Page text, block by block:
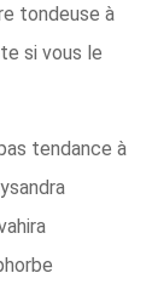
tondeuse à
si vous le
tendance à